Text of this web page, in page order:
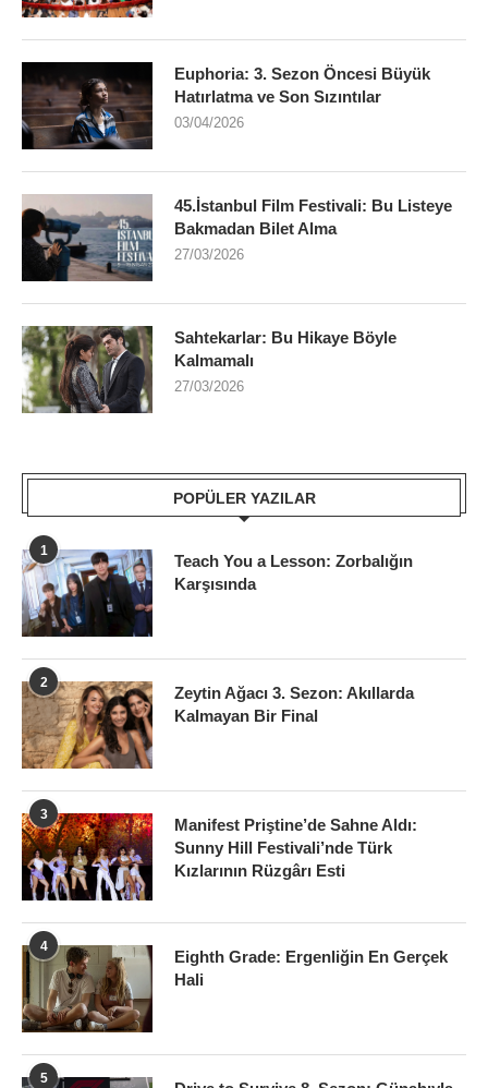
Euphoria: 3. Sezon Öncesi Büyük
Hatırlatma ve Son Sızıntılar
03/04/2026
45.İstanbul Film Festivali: Bu Listeye
Bakmadan Bilet Alma
27/03/2026
Sahtekarlar: Bu Hikaye Böyle
Kalmamalı
27/03/2026
POPÜLER YAZILAR
1
Teach You a Lesson: Zorbalığın
Karşısında
2
Zeytin Ağacı 3. Sezon: Akıllarda
Kalmayan Bir Final
3
Manifest Priştine’de Sahne Aldı:
Sunny Hill Festivali’nde Türk
Kızlarının Rüzgârı Esti
4
Eighth Grade: Ergenliğin En Gerçek
Hali
5